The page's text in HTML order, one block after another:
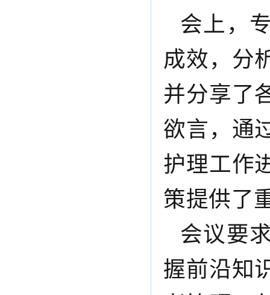
会上，
成效， 分
并分享了
欲言，通
护理工作
策提供了
会议要
握前沿知